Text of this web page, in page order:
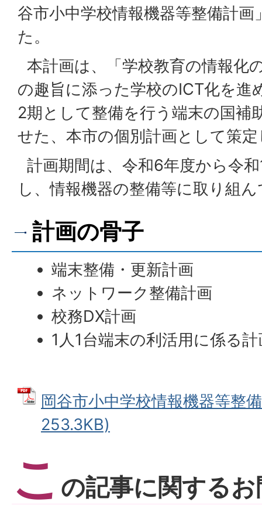
谷市小中学校情報機器等整備計
た。
本計画は、「学校教育の情報化
の趣旨に添った学校のICT化を進
2期として整備を行う端末の国補
せた、本市の個別計画として策
計画期間は、令和6年度から令
し、情報機器の整備等に取り組
計画の骨子
端末整備・更新計画
ネットワーク整備計画
校務DX計画
1人1台端末の利活用に係る計
岡谷市小中学校情報機器等整
253.3KB)
こ の記事に関する